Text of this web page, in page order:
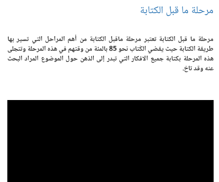
مرحلة ما قبل الكتابة
مرحلة ما قبل الكتابة تعتبر مرحلة ماقبل الكتابة من أهم المراحل التي تسير بها
طريقة الكتابة حيث يقضي الكُتاب نحو 85 بالمئة من وقتهم في هذه المرحلة وتتجلى
هذه المرحلة بكتابة جميع الافكار التي تبدر إلى الذهن حول الموضوع المراد البحث
عنه وقد تاخ.